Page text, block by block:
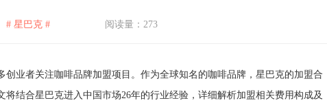
# 星巴克 # 阅读量：273
业者关注咖啡品牌加盟项目。作为全球知名的咖啡品牌，星巴克的加盟合
结合星巴克进入中国市场26年的行业经验，详细解析加盟相关费用构成及